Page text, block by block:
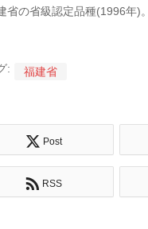
省の省級認定品種(1996年)。
: 福建省
Post
RSS